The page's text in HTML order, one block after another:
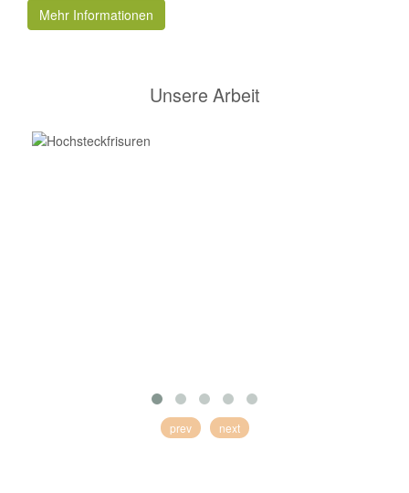
Mehr Informationen
Unsere Arbeit
prev next